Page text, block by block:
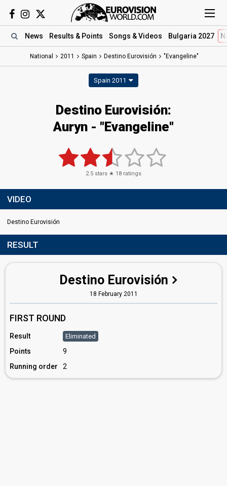
News Results & Points Songs & Videos Bulgaria 2027
National 2011 Spain Destino Eurovisión "Evangeline"
Spain 2011
Destino Eurovisión:
Auryn - "Evangeline"
2.5 stars ★ 18 ratings
VIDEO
Destino Eurovisión
RESULT
Destino Eurovisión
18 February 2011
FIRST ROUND
Result Eliminated
Points
9
Running order
2